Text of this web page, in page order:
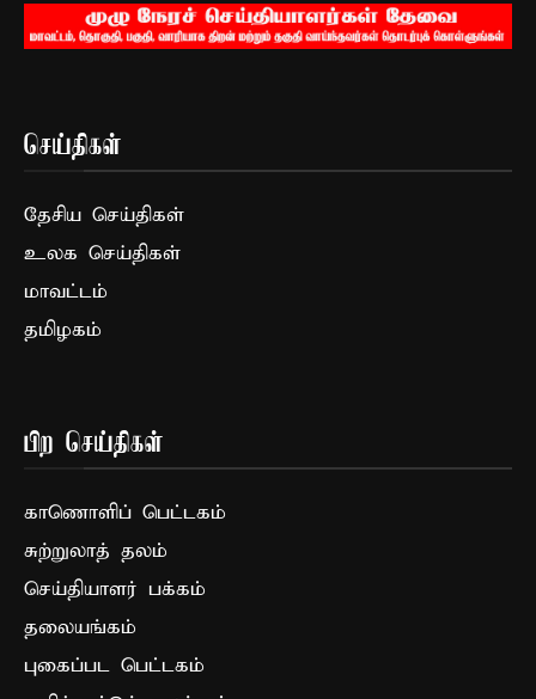
செய்திகள்
தேசிய செய்திகள்
உலக செய்திகள்
மாவட்டம்
தமிழகம்
பிற செய்திகள்
காணொளிப் பெட்டகம்
சுற்றுலாத் தலம்
செய்தியாளர் பக்கம்
தலையங்கம்
புகைப்பட பெட்டகம்